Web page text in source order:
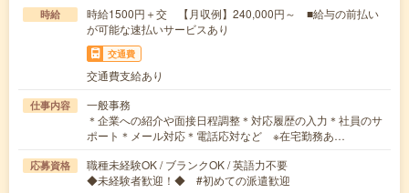
時給
時給1500円＋交 【月収例】240,000円～ ■給与の前払い
が可能な速払いサービスあり
交通費
交通費支給あり
仕事内容
一般事務
＊企業への紹介や面接日程調整＊対応履歴の入力＊社員のサ
ポート＊メール対応＊電話応対など ※在宅勤務あ…
応募資格
職種未経験OK / ブランクOK / 英語力不要
◆未経験者歓迎！◆ #初めての派遣歓迎